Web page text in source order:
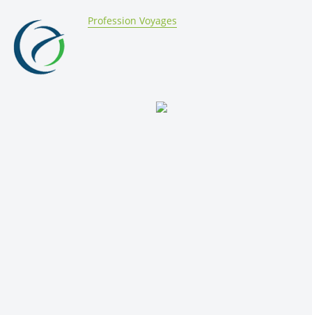
By:
Profession Voyages